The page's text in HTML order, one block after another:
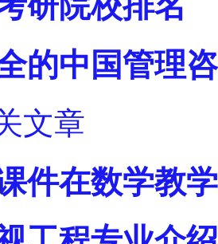
的中国管理
文章
件在数学教